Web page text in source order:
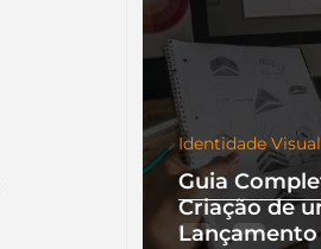
Guia
Criação de
Lançamento
Identidade Visual